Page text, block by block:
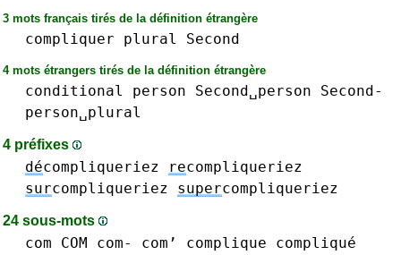
3 mots français tirés de la définition étrangère
compliquer plural Second
4 mots étrangers tirés de la définition étrangère
conditional person Second␣person
Second-
person␣plural
4 préfixes
décompliqueriez recompliqueriez
surcompliqueriez supercompliqueriez
24 sous-mots
com COM com- com’
complique compliqué